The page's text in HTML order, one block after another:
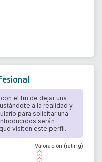
el fin de dejar una
a la realidad y
para solicitar una
serán
visiten este perfil.
( )
( )
Valoración (rating)